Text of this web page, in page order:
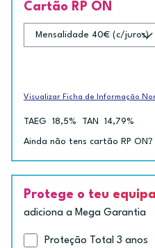
Cartão RP ON
Visualizar Ficha de Informação
TAEG 18,5% TAN 14,79%
Ainda não tens cartão RP
Protege o teu
adiciona a Mega Garantia
Proteção Total 3 anos